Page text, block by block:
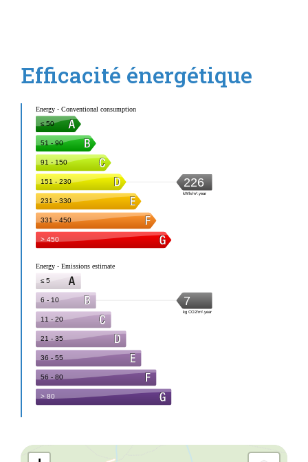
Efficacité énergétique